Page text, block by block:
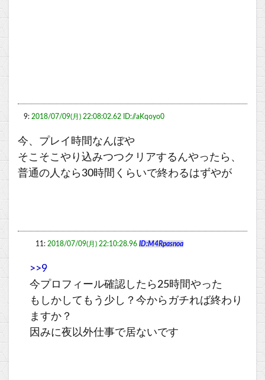
9: 2018/07/09(月) 22:08:02.62 ID://aKqoyo0
今、プレイ時間なんぼや
そこそこやり込みつつクリアするんやったら、
普通の人なら30時間くらいで終わるはずやが
11: 2018/07/09(月) 22:10:28.96 ID:M4Rpasnoa
>>9
今プロフィール確認したら25時間やった
もしかしてもう少し？今からガチれば終わり
ますか？
因みに夜以外仕事で居ないです